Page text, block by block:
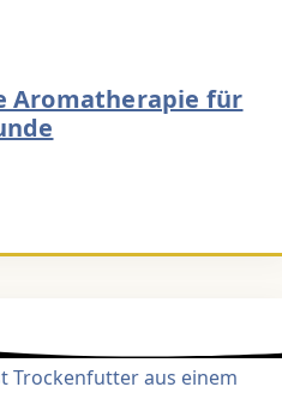
Aromatherapie für